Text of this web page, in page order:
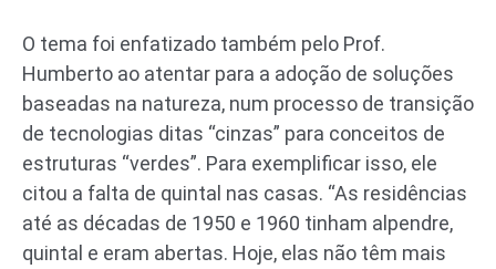
O tema foi enfatizado também pelo Prof.
Humberto ao atentar para a adoção de soluções
baseadas na natureza, num processo de transição
de tecnologias ditas “cinzas” para conceitos de
estruturas “verdes”. Para exemplificar isso, ele
citou a falta de quintal nas casas. “As residências
até as décadas de 1950 e 1960 tinham alpendre,
quintal e eram abertas. Hoje, elas não têm mais